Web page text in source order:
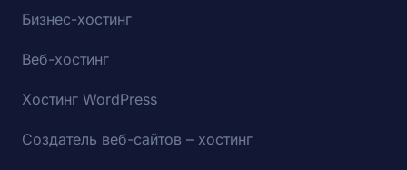
Бизнес-хостинг
Веб-хостинг
Хостинг WordPress
Создатель веб-сайтов – хостинг